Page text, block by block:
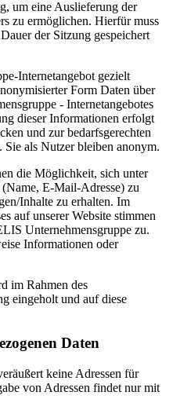
um eine Auslieferung der
zu ermöglichen. Hierfür muss
der Sitzung gespeichert
Internetangebot gezielt
Form Daten über
- Internetangebotes
dieser Informationen erfolgt
und zur bedarfsgerechten
Sie als Nutzer bleiben anonym.
die Möglichkeit, sich unter
E-Mail-Adresse) zu
Inhalte zu erhalten. Im
auf unserer Website stimmen
Unternehmensgruppe zu.
Informationen oder
im Rahmen des
eingeholt und auf diese
Daten
keine Adressen für
von Adressen findet nur mit